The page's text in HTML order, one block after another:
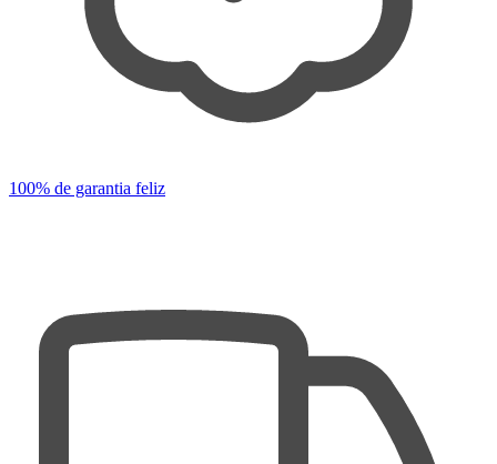
100% de garantia feliz